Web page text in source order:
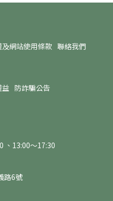
及網站使用條款 聯絡我們
益 防詐騙公告
、13:00～17:30
路6號